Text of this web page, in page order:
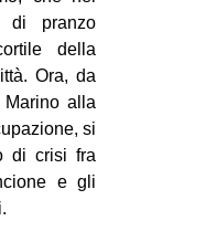
di pranzo
della
Ora, da
Marino alla
si
di crisi fra
e gli